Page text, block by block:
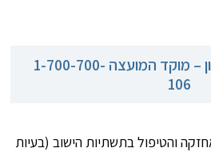
מועצה אזורית שומרון – מוקד המועצה 1-700-700-
106
והטיפול בתשתיות הישוב (בעיות